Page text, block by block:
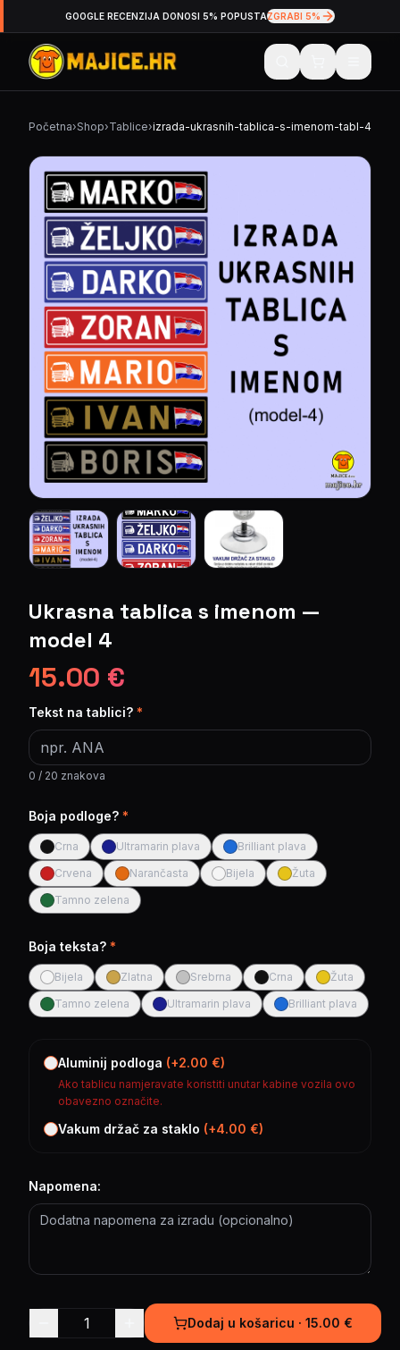
GOOGLE RECENZIJA DONOSI 5% POPUSTAZGRABI 5%
Početna›Shop›Tablice›izrada-ukrasnih-tablica-s-imenom-tabl-4
Ukrasna tablica s imenom —
model 4
15.00 €
Tekst na tablici? *
0 / 20 znakova
Boja podloge? *
Crna Ultramarin plava
Brilliant plava
Crvena
Narančasta Bijela
Žuta
Tamno zelena
Boja teksta? *
Bijela Zlatna Srebrna Crna
Žuta
Tamno zelena
Ultramarin plava Brilliant plava
Aluminij podloga (+2.00 €)
Ako tablicu namjeravate koristiti unutar kabine vozila ovo
obavezno označite.
Vakum držač za staklo (+4.00 €)
Napomena:
Dodaj u košaricu · 15.00 €